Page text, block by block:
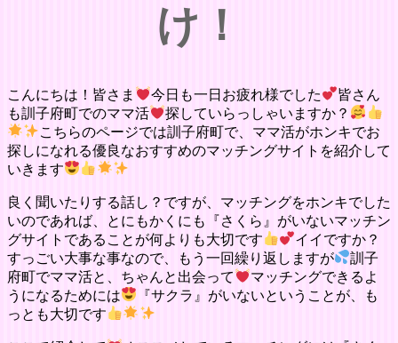
け！
こんにちは！皆さま 今日も一日お疲れ様でした
皆さん
も訓子府町でのママ活
探していらっしゃいますか？
こちらのページでは訓子府町で、ママ活がホンキでお
探しになれる優良なおすすめのマッチングサイトを紹介して
いきます
良く聞いたりする話し？ですが、マッチングをホンキでした
いのであれば、とにもかくにも『さくら』がいないマッチン
グサイトであることが何よりも大切です
イイですか？
すっごい大事な事なので、もう一回繰り返しますが
訓子
府町でママ活と、ちゃんと出会って
マッチングできるよ
うになるためには
『サクラ』がいないということが、も
っとも大切です